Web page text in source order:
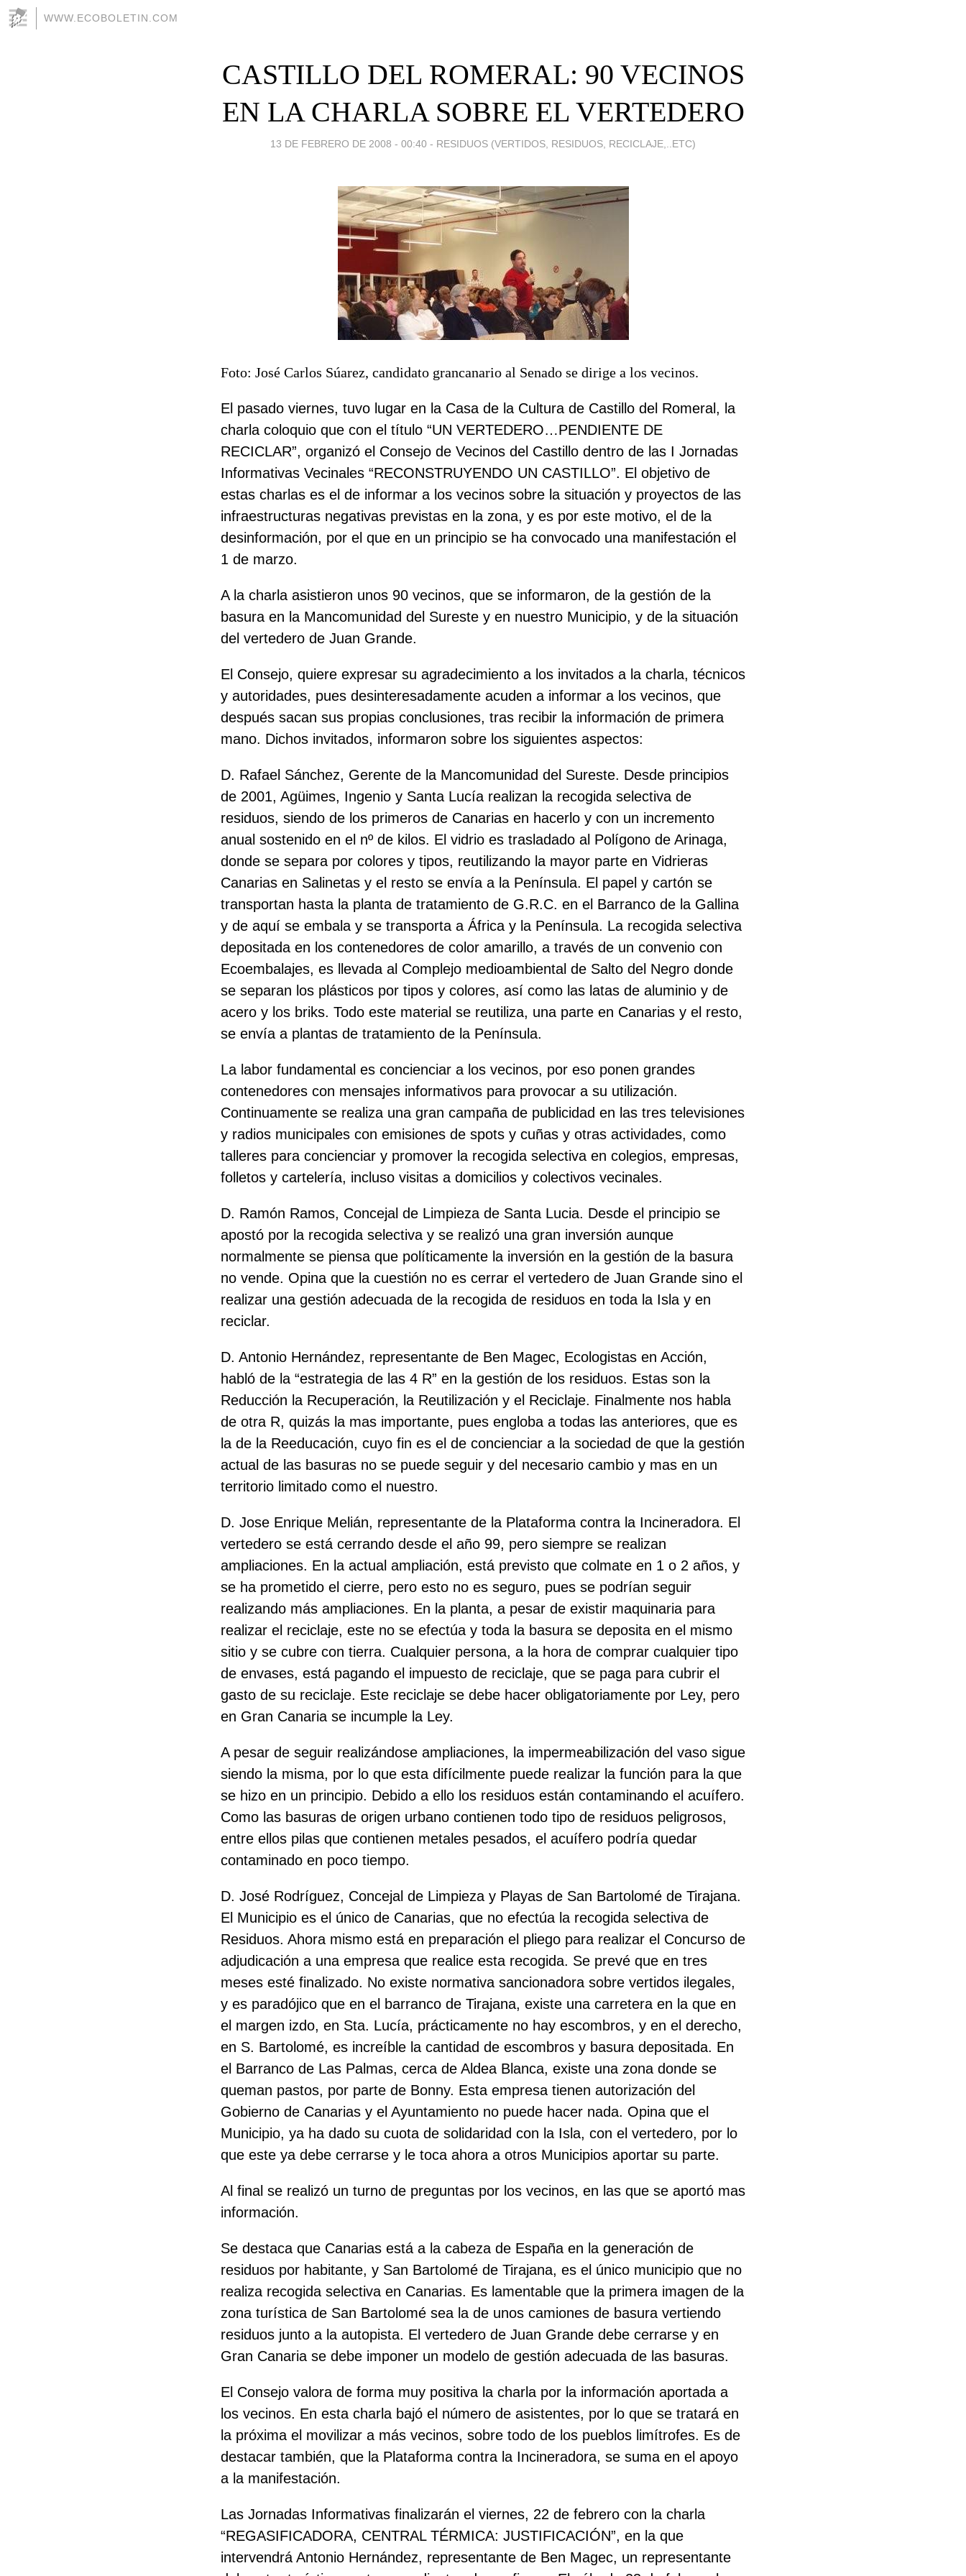
WWW.ECOBOLETIN.COM
CASTILLO DEL ROMERAL: 90 VECINOS
EN LA CHARLA SOBRE EL VERTEDERO
13 DE FEBRERO DE 2008 - 00:40 - RESIDUOS (VERTIDOS, RESIDUOS, RECICLAJE,..ETC)
Foto: José Carlos Súarez, candidato grancanario al Senado se dirige a los vecinos.
El pasado viernes, tuvo lugar en la Casa de la Cultura de Castillo del Romeral, la
charla coloquio que con el título “UN VERTEDERO…PENDIENTE DE
RECICLAR”, organizó el Consejo de Vecinos del Castillo dentro de las I Jornadas
Informativas Vecinales “RECONSTRUYENDO UN CASTILLO”. El objetivo de
estas charlas es el de informar a los vecinos sobre la situación y proyectos de las
infraestructuras negativas previstas en la zona, y es por este motivo, el de la
desinformación, por el que en un principio se ha convocado una manifestación el
1 de marzo.
A la charla asistieron unos 90 vecinos, que se informaron, de la gestión de la
basura en la Mancomunidad del Sureste y en nuestro Municipio, y de la situación
del vertedero de Juan Grande.
El Consejo, quiere expresar su agradecimiento a los invitados a la charla, técnicos
y autoridades, pues desinteresadamente acuden a informar a los vecinos, que
después sacan sus propias conclusiones, tras recibir la información de primera
mano. Dichos invitados, informaron sobre los siguientes aspectos:
D. Rafael Sánchez, Gerente de la Mancomunidad del Sureste. Desde principios
de 2001, Agüimes, Ingenio y Santa Lucía realizan la recogida selectiva de
residuos, siendo de los primeros de Canarias en hacerlo y con un incremento
anual sostenido en el nº de kilos. El vidrio es trasladado al Polígono de Arinaga,
donde se separa por colores y tipos, reutilizando la mayor parte en Vidrieras
Canarias en Salinetas y el resto se envía a la Península. El papel y cartón se
transportan hasta la planta de tratamiento de G.R.C. en el Barranco de la Gallina
y de aquí se embala y se transporta a África y la Península. La recogida selectiva
depositada en los contenedores de color amarillo, a través de un convenio con
Ecoembalajes, es llevada al Complejo medioambiental de Salto del Negro donde
se separan los plásticos por tipos y colores, así como las latas de aluminio y de
acero y los briks. Todo este material se reutiliza, una parte en Canarias y el resto,
se envía a plantas de tratamiento de la Península.
La labor fundamental es concienciar a los vecinos, por eso ponen grandes
contenedores con mensajes informativos para provocar a su utilización.
Continuamente se realiza una gran campaña de publicidad en las tres televisiones
y radios municipales con emisiones de spots y cuñas y otras actividades, como
talleres para concienciar y promover la recogida selectiva en colegios, empresas,
folletos y cartelería, incluso visitas a domicilios y colectivos vecinales.
D. Ramón Ramos, Concejal de Limpieza de Santa Lucia. Desde el principio se
apostó por la recogida selectiva y se realizó una gran inversión aunque
normalmente se piensa que políticamente la inversión en la gestión de la basura
no vende. Opina que la cuestión no es cerrar el vertedero de Juan Grande sino el
realizar una gestión adecuada de la recogida de residuos en toda la Isla y en
reciclar.
D. Antonio Hernández, representante de Ben Magec, Ecologistas en Acción,
habló de la “estrategia de las 4 R” en la gestión de los residuos. Estas son la
Reducción la Recuperación, la Reutilización y el Reciclaje. Finalmente nos habla
de otra R, quizás la mas importante, pues engloba a todas las anteriores, que es
la de la Reeducación, cuyo fin es el de concienciar a la sociedad de que la gestión
actual de las basuras no se puede seguir y del necesario cambio y mas en un
territorio limitado como el nuestro.
D. Jose Enrique Melián, representante de la Plataforma contra la Incineradora. El
vertedero se está cerrando desde el año 99, pero siempre se realizan
ampliaciones. En la actual ampliación, está previsto que colmate en 1 o 2 años, y
se ha prometido el cierre, pero esto no es seguro, pues se podrían seguir
realizando más ampliaciones. En la planta, a pesar de existir maquinaria para
realizar el reciclaje, este no se efectúa y toda la basura se deposita en el mismo
sitio y se cubre con tierra. Cualquier persona, a la hora de comprar cualquier tipo
de envases, está pagando el impuesto de reciclaje, que se paga para cubrir el
gasto de su reciclaje. Este reciclaje se debe hacer obligatoriamente por Ley, pero
en Gran Canaria se incumple la Ley.
A pesar de seguir realizándose ampliaciones, la impermeabilización del vaso sigue
siendo la misma, por lo que esta difícilmente puede realizar la función para la que
se hizo en un principio. Debido a ello los residuos están contaminando el acuífero.
Como las basuras de origen urbano contienen todo tipo de residuos peligrosos,
entre ellos pilas que contienen metales pesados, el acuífero podría quedar
contaminado en poco tiempo.
D. José Rodríguez, Concejal de Limpieza y Playas de San Bartolomé de Tirajana.
El Municipio es el único de Canarias, que no efectúa la recogida selectiva de
Residuos. Ahora mismo está en preparación el pliego para realizar el Concurso de
adjudicación a una empresa que realice esta recogida. Se prevé que en tres
meses esté finalizado. No existe normativa sancionadora sobre vertidos ilegales,
y es paradójico que en el barranco de Tirajana, existe una carretera en la que en
el margen izdo, en Sta. Lucía, prácticamente no hay escombros, y en el derecho,
en S. Bartolomé, es increíble la cantidad de escombros y basura depositada. En
el Barranco de Las Palmas, cerca de Aldea Blanca, existe una zona donde se
queman pastos, por parte de Bonny. Esta empresa tienen autorización del
Gobierno de Canarias y el Ayuntamiento no puede hacer nada. Opina que el
Municipio, ya ha dado su cuota de solidaridad con la Isla, con el vertedero, por lo
que este ya debe cerrarse y le toca ahora a otros Municipios aportar su parte.
Al final se realizó un turno de preguntas por los vecinos, en las que se aportó mas
información.
Se destaca que Canarias está a la cabeza de España en la generación de
residuos por habitante, y San Bartolomé de Tirajana, es el único municipio que no
realiza recogida selectiva en Canarias. Es lamentable que la primera imagen de la
zona turística de San Bartolomé sea la de unos camiones de basura vertiendo
residuos junto a la autopista. El vertedero de Juan Grande debe cerrarse y en
Gran Canaria se debe imponer un modelo de gestión adecuada de las basuras.
El Consejo valora de forma muy positiva la charla por la información aportada a
los vecinos. En esta charla bajó el número de asistentes, por lo que se tratará en
la próxima el movilizar a más vecinos, sobre todo de los pueblos limítrofes. Es de
destacar también, que la Plataforma contra la Incineradora, se suma en el apoyo
a la manifestación.
Las Jornadas Informativas finalizarán el viernes, 22 de febrero con la charla
“REGASIFICADORA, CENTRAL TÉRMICA: JUSTIFICACIÓN”, en la que
intervendrá Antonio Hernández, representante de Ben Magec, un representante